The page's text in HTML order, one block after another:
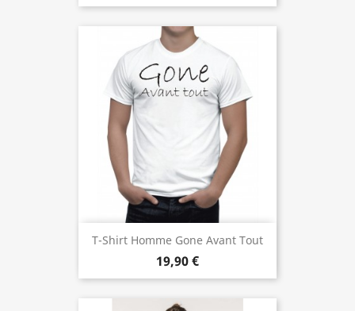
T-Shirt Homme Gone Avant Tout
19,90 €